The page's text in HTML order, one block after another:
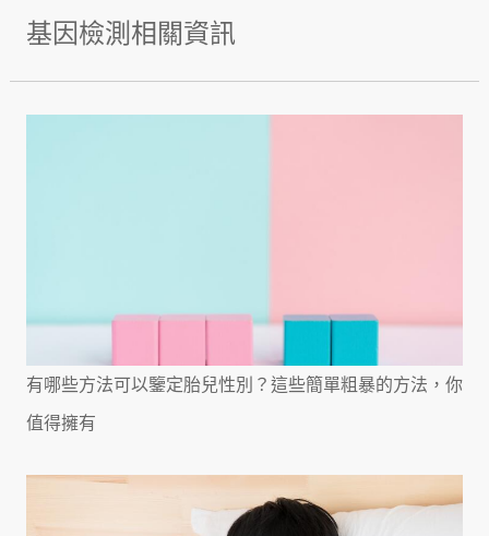
基因檢測相關資訊
有哪些方法可以鑒定胎兒性別？這些簡單粗暴的方法，你
值得擁有